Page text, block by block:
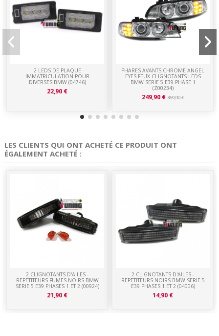
2 LEDS DE PLAQUE
IMMATRICULATION POUR
DIVERSES BMW (04746)
22,90 €
PHARES AVANTS CHROME ANGEL
EYES FEUX CLIGNOTANTS LEDS
BMW SERIE 5 E39 PHASE 1
(Z00234)
249,90 € 369,90 €
LES CLIENTS QUI ONT ACHETÉ CE PRODUIT ONT
ÉGALEMENT ACHETÉ :
2 CLIGNOTANTS D'AILES -
REPETITEURS FUMES NOIRS BMW
SERIE 5 E39 PHASES 1 ET 2 (00924)
21,90 €
2 CLIGNOTANTS D'AILES -
REPETITEURS NOIRS BMW SERIE 5
E39 PHASES 1 ET 2 (04006)
14,90 €